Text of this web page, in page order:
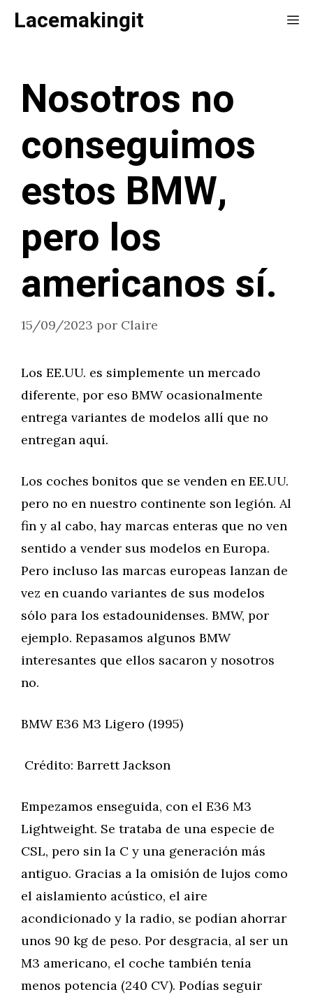
SaltarLacemakingit
Nosotros no
conseguimos
estos BMW,
pero los
americanos sí.
15/09/2023 por Claire
Los EE.UU. es simplemente un mercado
diferente, por eso BMW ocasionalmente
entrega variantes de modelos allí que no
entregan aquí.
Los coches bonitos que se venden en EE.UU.
pero no en nuestro continente son legión. Al
fin y al cabo, hay marcas enteras que no ven
sentido a vender sus modelos en Europa.
Pero incluso las marcas europeas lanzan de
vez en cuando variantes de sus modelos
sólo para los estadounidenses. BMW, por
ejemplo. Repasamos algunos BMW
interesantes que ellos sacaron y nosotros
no.
BMW E36 M3 Ligero (1995)
Crédito: Barrett Jackson
Empezamos enseguida, con el E36 M3
Lightweight. Se trataba de una especie de
CSL, pero sin la C y una generación más
antiguo. Gracias a la omisión de lujos como
el aislamiento acústico, el aire
acondicionado y la radio, se podían ahorrar
unos 90 kg de peso. Por desgracia, al ser un
M3 americano, el coche también tenía
menos potencia (240 CV). Podías seguir